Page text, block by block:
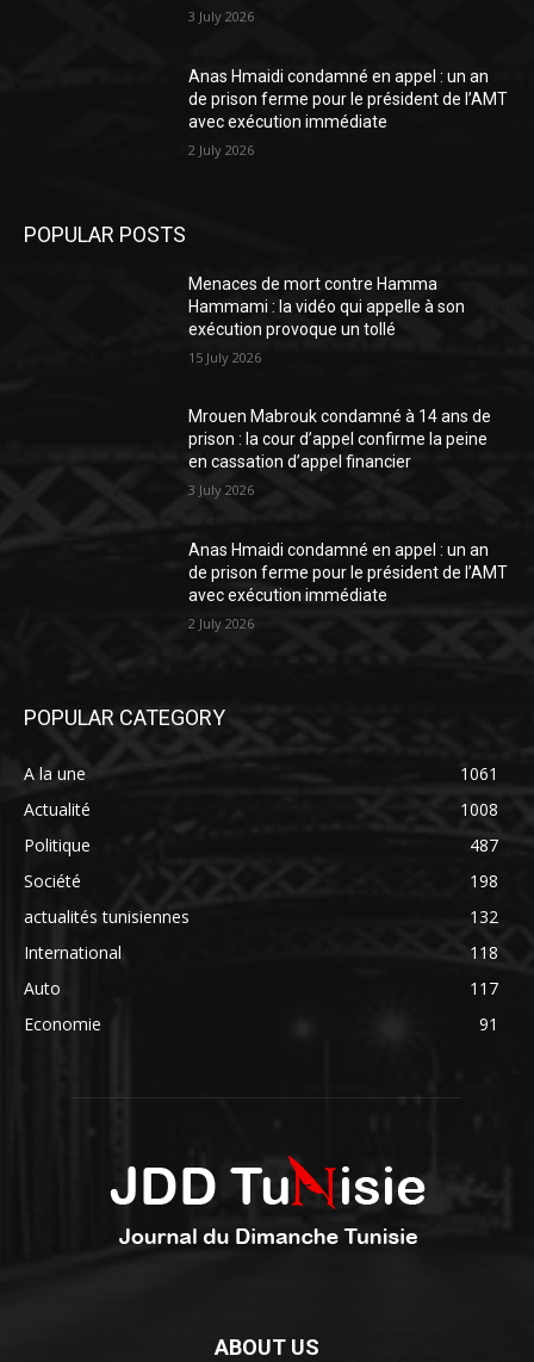
3 July 2026
Anas Hmaidi condamné en appel : un an
de prison ferme pour le président de l’AMT
avec exécution immédiate
2 July 2026
POPULAR POSTS
Menaces de mort contre Hamma
Hammami : la vidéo qui appelle à son
exécution provoque un tollé
15 July 2026
Mrouen Mabrouk condamné à 14 ans de
prison : la cour d’appel confirme la peine
en cassation d’appel financier
3 July 2026
Anas Hmaidi condamné en appel : un an
de prison ferme pour le président de l’AMT
avec exécution immédiate
2 July 2026
POPULAR CATEGORY
A la une
1061
Actualité
1008
Politique
487
Société
198
actualités tunisiennes
132
International
118
Auto
117
Economie
91
ABOUT US